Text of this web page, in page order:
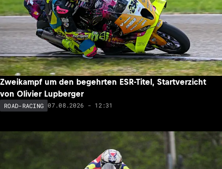
Zweikampf um den begehrten ESR-Titel, Startverzicht
von Olivier Lupberger
ROAD-RACING 07.08.2026 - 12:31